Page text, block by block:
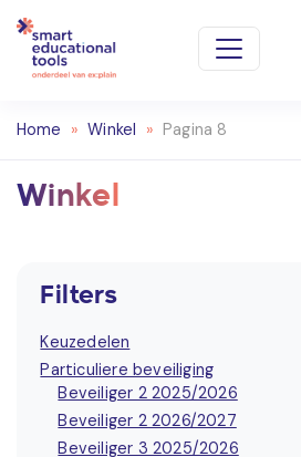
Home » Winkel » Pagina 8
Winkel
Filters
Keuzedelen
Particuliere beveiliging
Beveiliger 2 2025/2026
Beveiliger 2 2026/2027
Beveiliger 3 2025/2026